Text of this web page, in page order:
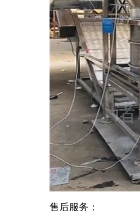
售后服务：